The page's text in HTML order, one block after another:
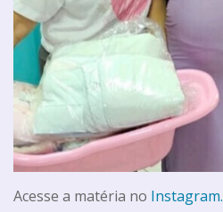
Acesse a matéria no Instagram.